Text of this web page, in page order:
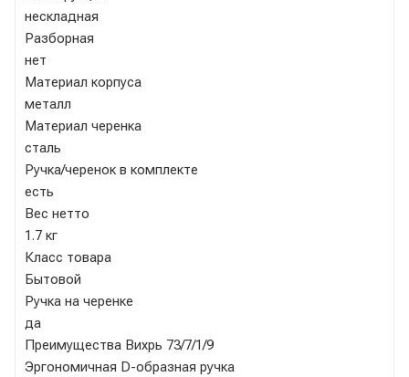
нескладная
Разборная
нет
Материал корпуса
металл
Материал черенка
сталь
Ручка/черенок в комплекте
есть
Вес нетто
1.7 кг
Класс товара
Бытовой
Ручка на черенке
да
Преимущества Вихрь 73/7/1/9
Эргономичная D-образная ручка